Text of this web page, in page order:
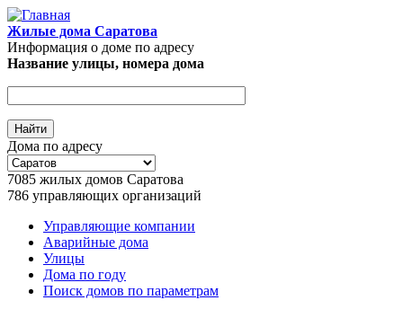
Перейти к основному содержанию
Жилые дома Саратова
Информация о доме по адресу
Название улицы, номера дома
Дома по адресу
7085 жилых домов Саратова
786 управляющих организаций
Главное меню
Управляющие компании
Аварийные дома
Улицы
Дома по году
Поиск домов по параметрам